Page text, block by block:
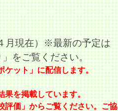
月現在）※最新の予定は
をご覧ください。
ケット」に配信します。
果を掲載しています。
価」からご覧ください。 ご協